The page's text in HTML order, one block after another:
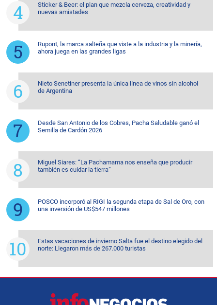
Sticker & Beer: el plan que mezcla cerveza, creatividad y
nuevas amistades
Rupont, la marca salteña que viste a la industria y la minería,
ahora juega en las grandes ligas
Nieto Senetiner presenta la única línea de vinos sin alcohol
de Argentina
Desde San Antonio de los Cobres, Pacha Saludable ganó el
Semilla de Cardón 2026
Miguel Siares: “La Pachamama nos enseña que producir
también es cuidar la tierra”
POSCO incorporó al RIGI la segunda etapa de Sal de Oro, con
una inversión de US$547 millones
Estas vacaciones de invierno Salta fue el destino elegido del
norte: Llegaron más de 267.000 turistas